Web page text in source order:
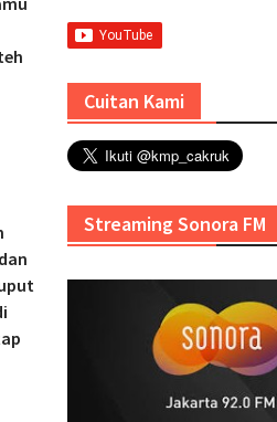
Cuitan Kami
Streaming Sonora FM